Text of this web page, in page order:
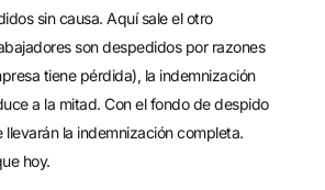
sin causa. Aquí sale el otro
son despedidos por razones
tiene pérdida), la indemnización
a la mitad. Con el fondo de despido
llevarán la indemnización completa.
hoy.